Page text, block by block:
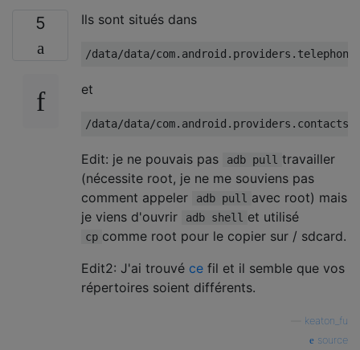
5 Ils sont situés dans
et
Edit: je ne pouvais pas adb pull travailler
(nécessite root, je ne me souviens pas
comment appeler
adb pull avec root) mais
je viens d'ouvrir
adb shell et utilisé
cp comme root pour le copier sur / sdcard.
Edit2: J'ai trouvé ce fil et il semble que vos
répertoires soient différents.
keaton_fu
source